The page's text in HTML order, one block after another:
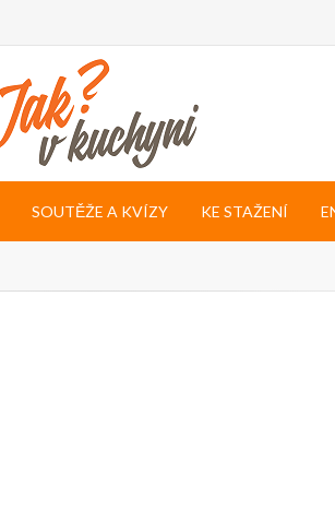
SOUTĚŽE A KVÍZY KE STAŽENÍ